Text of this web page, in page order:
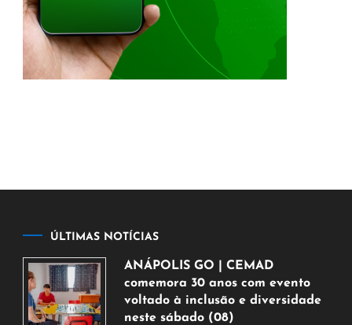
ÚLTIMAS NOTÍCIAS
ANÁPOLIS GO | CEMAD
comemora 30 anos com evento
voltado à inclusão e diversidade
neste sábado (08)